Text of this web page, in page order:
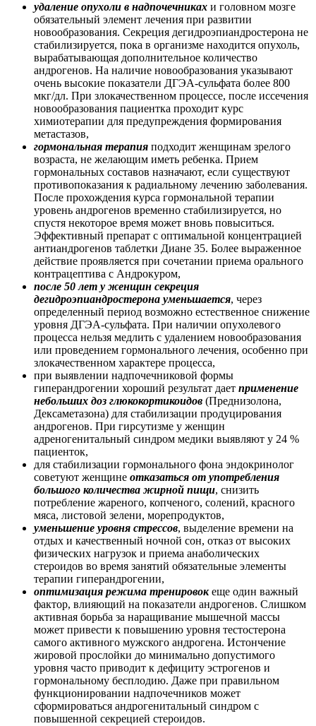
удаление опухоли в надпочечниках и головном мозге
обязательный элемент лечения при развитии
новообразования. Секреция дегидроэпиандростерона не
стабилизируется, пока в организме находится опухоль,
вырабатывающая дополнительное количество
андрогенов. На наличие новообразования указывают
очень высокие показатели ДГЭА-сульфата более 800
мкг/дл. При злокачественном процессе, после иссечения
новообразования пациентка проходит курс
химиотерапии для предупреждения формирования
метастазов,
гормональная терапия подходит женщинам зрелого
возраста, не желающим иметь ребенка. Прием
гормональных составов назначают, если существуют
противопоказания к радиальному лечению заболевания.
После прохождения курса гормональной терапии
уровень андрогенов временно стабилизируется, но
спустя некоторое время может вновь повыситься.
Эффективный препарат с оптимальной концентрацией
антиандрогенов таблетки Диане 35. Более выраженное
действие проявляется при сочетании приема орального
контрацептива с Андрокуром,
после 50 лет у женщин секреция
дегидроэпиандростерона уменьшается, через
определенный период возможно естественное снижение
уровня ДГЭА-сульфата. При наличии опухолевого
процесса нельзя медлить с удалением новообразования
или проведением гормонального лечения, особенно при
злокачественном характере процесса,
при выявлении надпочечниковой формы
гиперандрогении хороший результат дает применение
небольших доз глюкокортикоидов (Преднизолона,
Дексаметазона) для стабилизации продуцирования
андрогенов. При гирсутизме у женщин
адреногенитальный синдром медики выявляют у 24 %
пациенток,
для стабилизации гормонального фона эндокринолог
советуют женщине отказаться от употребления
большого количества жирной пищи, снизить
потребление жареного, копченого, солений, красного
мяса, листовой зелени, морепродуктов,
уменьшение уровня стрессов, выделение времени на
отдых и качественный ночной сон, отказ от высоких
физических нагрузок и приема анаболических
стероидов во время занятий обязательные элементы
терапии гиперандрогении,
оптимизация режима тренировокеще один важный
фактор, влияющий на показатели андрогенов. Слишком
активная борьба за наращивание мышечной массы
может привести к повышению уровня тестостерона
самого активного мужского андрогена. Истончение
жировой прослойки до минимально допустимого
уровня часто приводит к дефициту эстрогенов и
гормональному бесплодию. Даже при правильном
функционировании надпочечников может
сформироваться андрогенитальный синдром с
повышенной секрецией стероидов.